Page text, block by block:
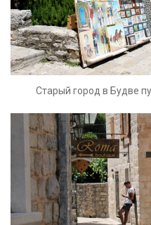
Старый город в Будве